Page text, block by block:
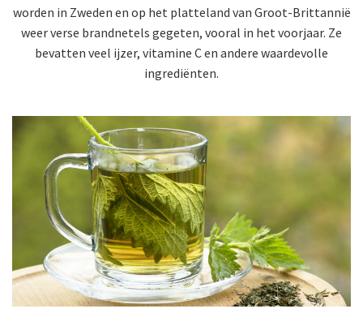
worden in Zweden en op het platteland van Groot-Brittannië
weer verse brandnetels gegeten, vooral in het voorjaar. Ze
bevatten veel ijzer, vitamine C en andere waardevolle
ingrediënten.